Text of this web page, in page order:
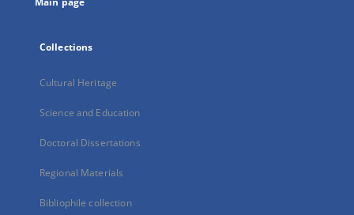
Collections
Cultural Heritage
Science and Education
Doctoral Dissertations
Regional Materials
Bibliophile collection